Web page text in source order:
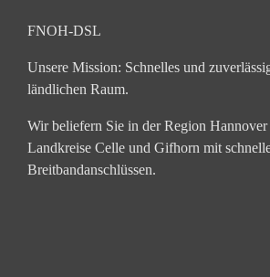
FNOH-DSL
Unsere Mission: Schnelles und
ländlichen Raum.
Wir beliefern Sie in der Region
Landkreise Celle und Gifhorn mit
Breitbandanschlüssen.